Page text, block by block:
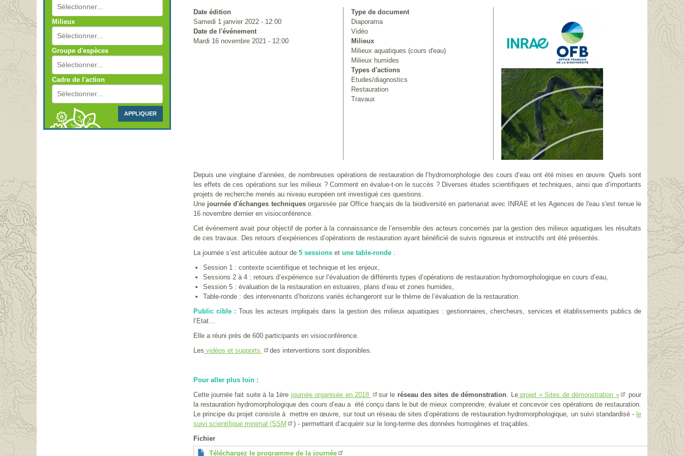
Milieux
Groupe d'espèces
Cadre de l'action
APPLIQUER
Date édition
Samedi 1 janvier 2022 - 12:00
Date de l'événement
Mardi 16 novembre 2021 - 12:00
Type de document
Diaporama
Vidéo
Milieux
Milieux aquatiques (cours d'eau)
Milieux humides
Types d'actions
Etudes/diagnostics
Restauration
Travaux
Depuis une vingtaine d’années, de nombreuses opérations de restauration de l’hydromorphologie des cours d’eau ont été mises en œuvre. Quels sont
les effets de ces opérations sur les milieux ? Comment en évalue-t-on le succès ? Diverses études scientifiques et techniques, ainsi que d’importants
projets de recherche menés au niveau européen ont investigué ces questions.
Unejournée d'échanges techniquesorganisée par Office français de la biodiversité en partenariat avec INRAE et les Agences de l'eau s'est tenue le
16 novembre dernier en visioconférence.
Cet événement avait pour objectif de porter à la connaissance de l’ensemble des acteurs concernés par la gestion des milieux aquatiques les résultats
de ces travaux. Des retours d’expériences d’opérations de restauration ayant bénéficié de suivis rigoureux et instructifs ont été présentés.
La journée s’est articulée autour de 5 sessions et une table-ronde :
Session 1 : contexte scientifique et technique et les enjeux,
Sessions 2 à 4 : retours d’expérience sur l’évaluation de différents types d’opérations de restauration hydromorphologique en cours d’eau,
Session 5 : évaluation de la restauration en estuaires, plans d’eau et zones humides,
Table-ronde : des intervenants d’horizons variés échangeront sur le thème de l’évaluation de la restauration.
Public cible : Tous les acteurs impliqués dans la gestion des milieux aquatiques : gestionnaires, chercheurs, services et établissements publics de
l’Etat…
Elle a réuni près de 600 participants en visioconférence.
Les vidéos et supports des interventions sont disponibles.
Pour aller plus loin :
Cette journée fait suite à la 1ère journée organisée en 2018 sur le réseau des sites de démonstration . Leprojet « Sites de démonstration »
pour
la restauration hydromorphologique des cours d’eau a été conçu dans le but de mieux comprendre, évaluer et concevoir ces opérations de restauration.
Le principe du projet consiste à mettre en œuvre, sur tout un réseau de sites d’opérations de restauration hydromorphologique, un suivi standardisé - le
suivi scientifique minimal (SSM
)- permettant d’acquérir sur le long-terme des données homogènes et traçables.
Fichier
Téléchargez le programme de la journée